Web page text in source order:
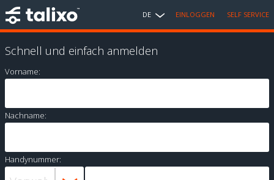
DE EINLOGGEN SELF SERVICE
Schnell und einfach anmelden
Vorname:
Nachname:
Handynummer: